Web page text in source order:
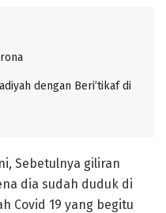
dengan Beri’tikaf di
Sebetulnya giliran
dia sudah duduk di
Covid 19 yang begitu